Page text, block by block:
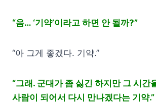
“음… ‘기약’이라고 하면 안 될까?”
“아 그게 좋겠다. 기약.”
“그래. 군대가 좀 싫긴 하지만 그 시간
사람이 되어서 다시 만나겠다는 기약.”